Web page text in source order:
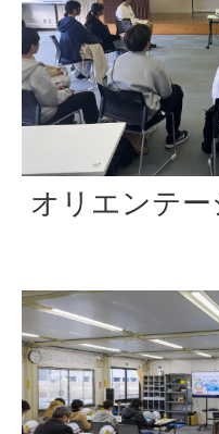
オリエンテ